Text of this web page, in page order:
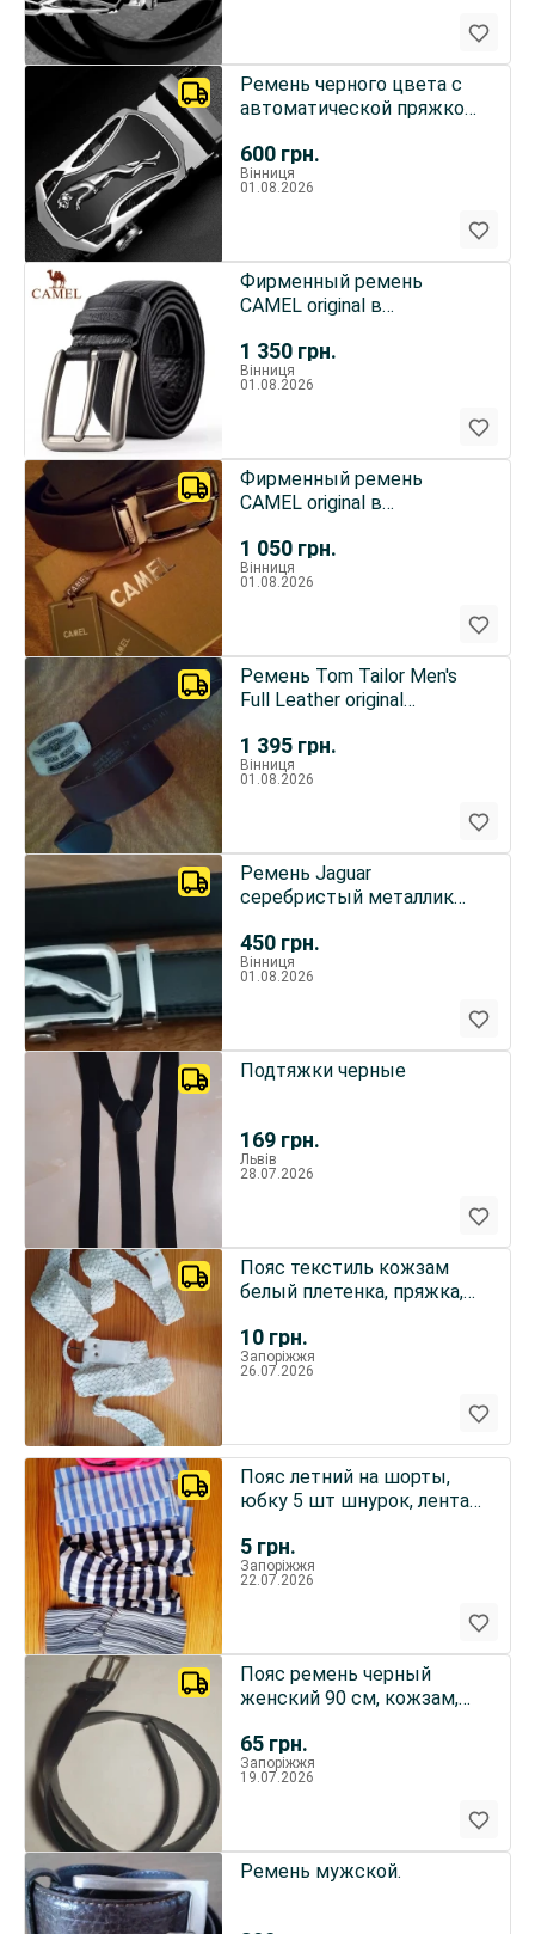
600 грн.
Ремень черного цвета с
автоматической пряжкой
Вінниця
01.08.2026
1 350 грн.
Фирменный ремень
CAMEL original в
CAMEL
Вінниця
01.08.2026
1 050 грн.
Фирменный ремень
CAMEL original в
CAMEL
Вінниця
01.08.2026
1 395 грн.
Ремень Tom Tailor Men's
Full Leather original
Вінниця
01.08.2026
450 грн.
Ремень Jaguar
серебристый металлик
Вінниця
01.08.2026
169 грн.
Подтяжки черные
Львів
28.07.2026
10 грн.
Пояс текстиль кожзам
белый плетенка, пряжка,
Запоріжжя
26.07.2026
5 грн.
Пояс летний на шорты,
юбку 5 шт шнурок, лента
Запоріжжя
22.07.2026
65 грн.
Пояс ремень черный
женский 90 см, кожзам,
Запоріжжя
19.07.2026
Ремень мужской.